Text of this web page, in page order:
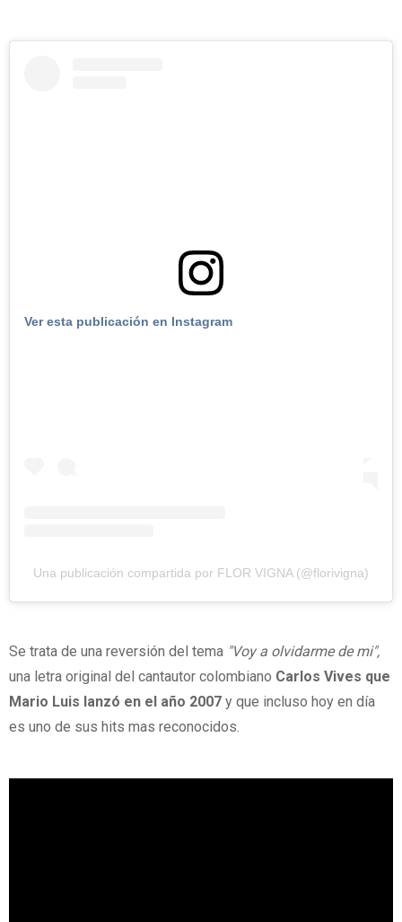
Ver esta publicación en Instagram
Una publicación compartida por FLOR VIGNA (@florivigna)
Se trata de una reversión del tema "Voy a olvidarme de mi",
una letra original del cantautor colombiano Carlos Vives que
Mario Luis lanzó en el año 2007 y que incluso hoy en día
es uno de sus hits mas reconocidos.